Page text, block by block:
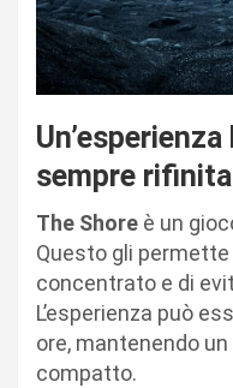
sempre rifinita
The Shore è un
Questo gli
concentrato e di
L’esperienza può
ore, mantenendo
compatto.